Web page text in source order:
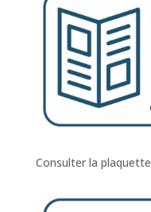
Consulter la plaquette